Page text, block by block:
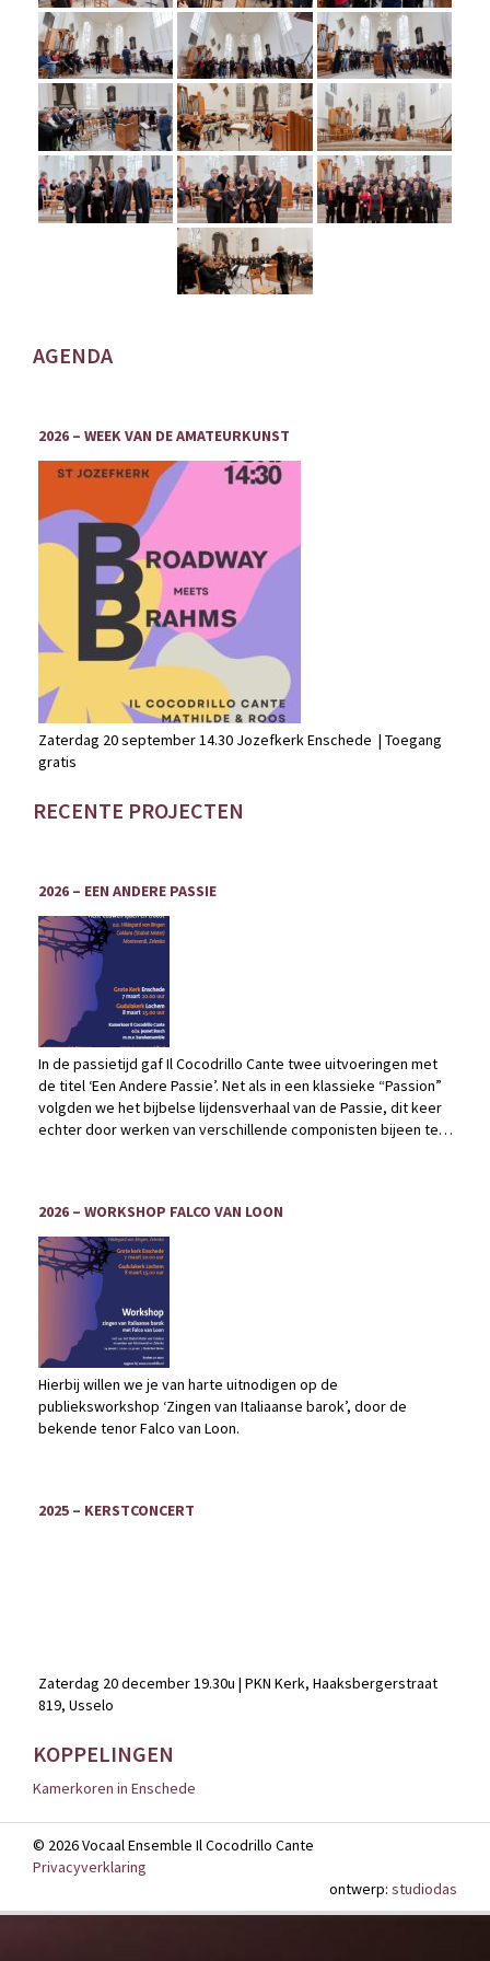
t
i
o
n
AGENDA
2026 – WEEK VAN DE AMATEURKUNST
Zaterdag 20 september 14.30 Jozefkerk Enschede | Toegang
gratis
RECENTE PROJECTEN
2026 – EEN ANDERE PASSIE
In de passietijd gaf Il Cocodrillo Cante twee uitvoeringen met
de titel ‘Een Andere Passie’. Net als in een klassieke “Passion”
volgden we het bijbelse lijdensverhaal van de Passie, dit keer
echter door werken van verschillende componisten bijeen te
2026 – WORKSHOP FALCO VAN LOON
Hierbij willen we je van harte uitnodigen op de
publieksworkshop ‘Zingen van Italiaanse barok’, door de
bekende tenor Falco van Loon.
2025 – KERSTCONCERT
Zaterdag 20 december 19.30u | PKN Kerk, Haaksbergerstraat
819, Usselo
KOPPELINGEN
Kamerkoren in Enschede
© 2026 Vocaal Ensemble Il Cocodrillo Cante
Privacyverklaring
ontwerp: studiodas